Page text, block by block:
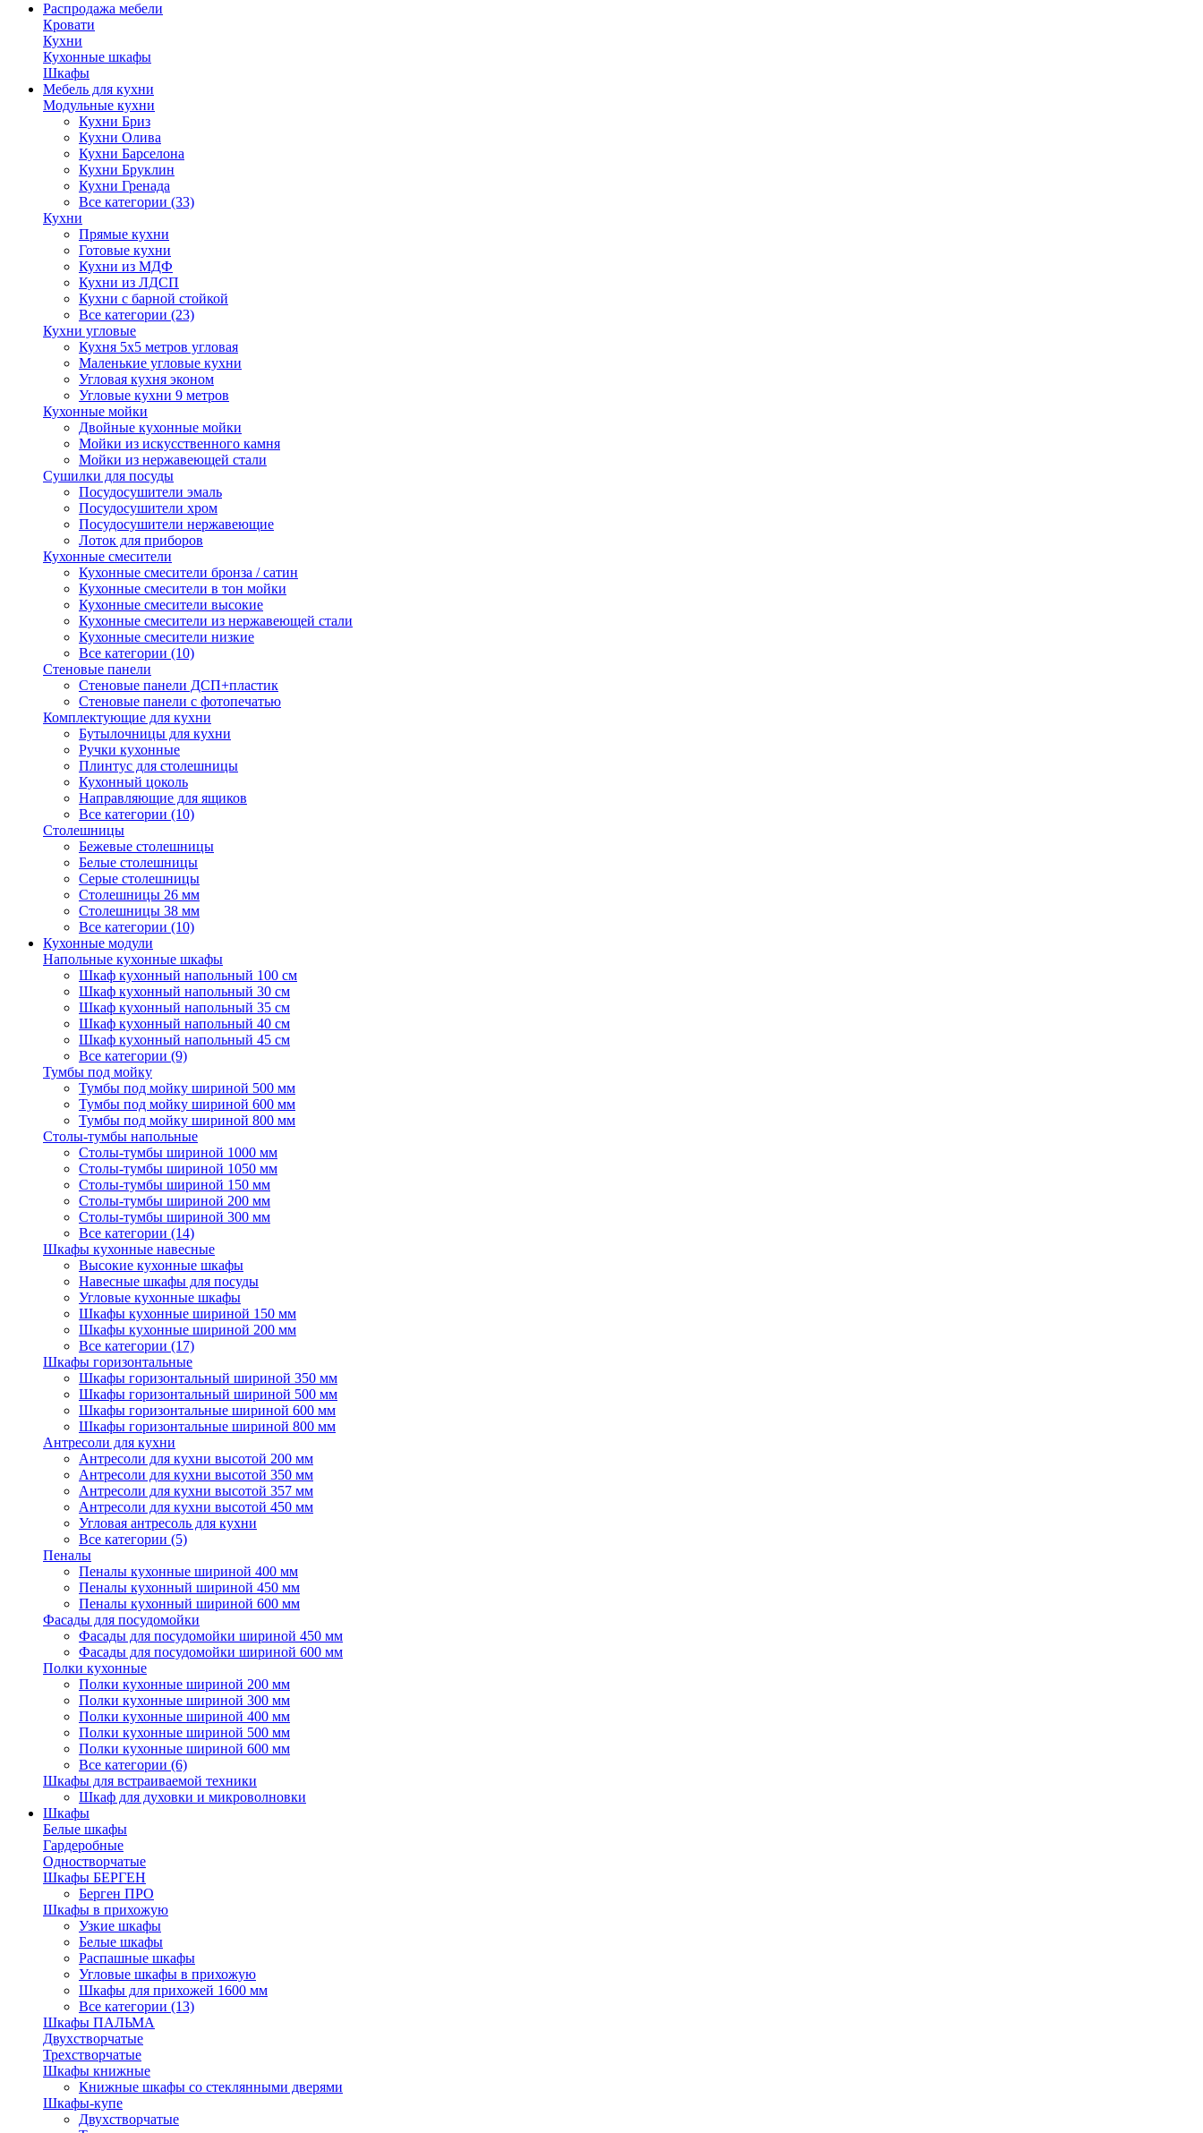
Распродажа мебели
Кровати
Кухни
Кухонные шкафы
Шкафы
Мебель для кухни
Модульные кухни
Кухни Бриз
Кухни Олива
Кухни Барселона
Кухни Бруклин
Кухни Гренада
Все категории (33)
Кухни
Прямые кухни
Готовые кухни
Кухни из МДФ
Кухни из ЛДСП
Кухни с барной стойкой
Все категории (23)
Кухни угловые
Кухня 5х5 метров угловая
Маленькие угловые кухни
Угловая кухня эконом
Угловые кухни 9 метров
Кухонные мойки
Двойные кухонные мойки
Мойки из искусственного камня
Мойки из нержавеющей стали
Сушилки для посуды
Посудосушители эмаль
Посудосушители хром
Посудосушители нержавеющие
Лоток для приборов
Кухонные смесители
Кухонные смесители бронза / сатин
Кухонные смесители в тон мойки
Кухонные смесители высокие
Кухонные смесители из нержавеющей стали
Кухонные смесители низкие
Все категории (10)
Стеновые панели
Стеновые панели ДСП+пластик
Стеновые панели с фотопечатью
Комплектующие для кухни
Бутылочницы для кухни
Ручки кухонные
Плинтус для столешницы
Кухонный цоколь
Направляющие для ящиков
Все категории (10)
Столешницы
Бежевые столешницы
Белые столешницы
Серые столешницы
Столешницы 26 мм
Столешницы 38 мм
Все категории (10)
Кухонные модули
Напольные кухонные шкафы
Шкаф кухонный напольный 100 см
Шкаф кухонный напольный 30 см
Шкаф кухонный напольный 35 см
Шкаф кухонный напольный 40 см
Шкаф кухонный напольный 45 см
Все категории (9)
Тумбы под мойку
Тумбы под мойку шириной 500 мм
Тумбы под мойку шириной 600 мм
Тумбы под мойку шириной 800 мм
Столы-тумбы напольные
Столы-тумбы шириной 1000 мм
Столы-тумбы шириной 1050 мм
Столы-тумбы шириной 150 мм
Столы-тумбы шириной 200 мм
Столы-тумбы шириной 300 мм
Все категории (14)
Шкафы кухонные навесные
Высокие кухонные шкафы
Навесные шкафы для посуды
Угловые кухонные шкафы
Шкафы кухонные шириной 150 мм
Шкафы кухонные шириной 200 мм
Все категории (17)
Шкафы горизонтальные
Шкафы горизонтальный шириной 350 мм
Шкафы горизонтальный шириной 500 мм
Шкафы горизонтальные шириной 600 мм
Шкафы горизонтальные шириной 800 мм
Антресоли для кухни
Антресоли для кухни высотой 200 мм
Антресоли для кухни высотой 350 мм
Антресоли для кухни высотой 357 мм
Антресоли для кухни высотой 450 мм
Угловая антресоль для кухни
Все категории (5)
Пеналы
Пеналы кухонные шириной 400 мм
Пеналы кухонный шириной 450 мм
Пеналы кухонный шириной 600 мм
Фасады для посудомойки
Фасады для посудомойки шириной 450 мм
Фасады для посудомойки шириной 600 мм
Полки кухонные
Полки кухонные шириной 200 мм
Полки кухонные шириной 300 мм
Полки кухонные шириной 400 мм
Полки кухонные шириной 500 мм
Полки кухонные шириной 600 мм
Все категории (6)
Шкафы для встраиваемой техники
Шкаф для духовки и микроволновки
Шкафы
Белые шкафы
Гардеробные
Одностворчатые
Шкафы БЕРГЕН
Берген ПРО
Шкафы в прихожую
Узкие шкафы
Белые шкафы
Распашные шкафы
Угловые шкафы в прихожую
Шкафы для прихожей 1600 мм
Все категории (13)
Шкафы ПАЛЬМА
Двухстворчатые
Трехстворчатые
Шкафы книжные
Книжные шкафы со стеклянными дверями
Шкафы-купе
Двухстворчатые